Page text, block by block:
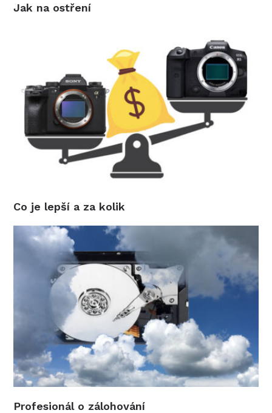
Jak na ostření
Co je lepší a za kolik
Profesionál o zálohování